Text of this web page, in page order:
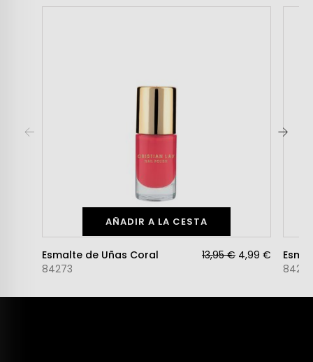
AÑADIR A LA CESTA
Esmalte de Uñas Coral
84273
13,95 € 4,99 €
84271